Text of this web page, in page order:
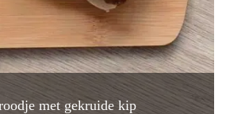
met gekruide kip